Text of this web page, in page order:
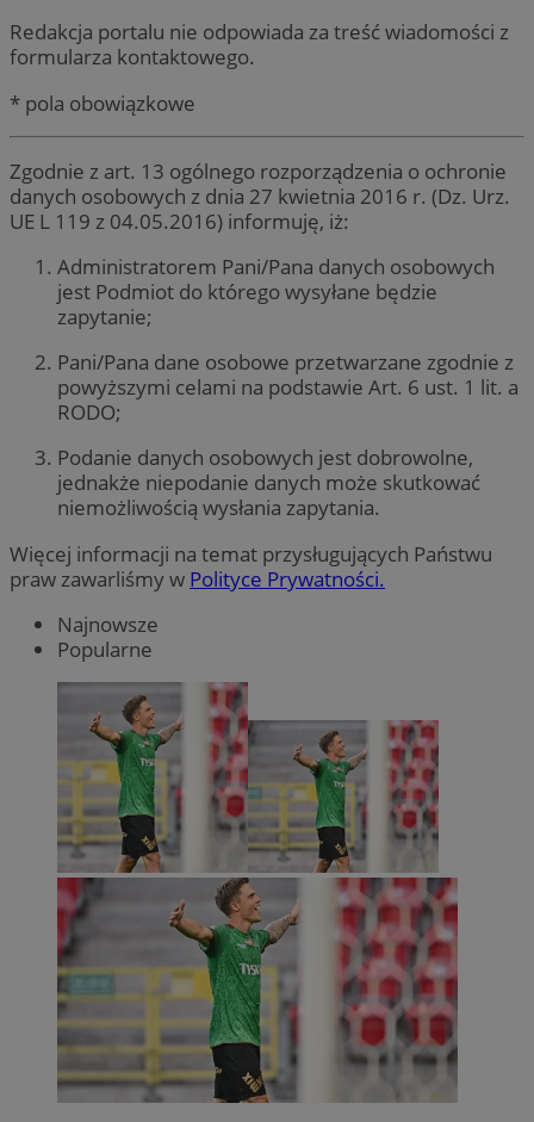
Redakcja portalu nie odpowiada za treść wiadomości z
formularza kontaktowego.
* pola obowiązkowe
Zgodnie z art. 13 ogólnego rozporządzenia o ochronie
danych osobowych z dnia 27 kwietnia 2016 r. (Dz. Urz.
UE L 119 z 04.05.2016) informuję, iż:
Administratorem Pani/Pana danych osobowych
jest Podmiot do którego wysyłane będzie
zapytanie;
Pani/Pana dane osobowe przetwarzane zgodnie z
powyższymi celami na podstawie Art. 6 ust. 1 lit. a
RODO;
Podanie danych osobowych jest dobrowolne,
jednakże niepodanie danych może skutkować
niemożliwością wysłania zapytania.
Więcej informacji na temat przysługujących Państwu
praw zawarliśmy w Polityce Prywatności.
Najnowsze
Popularne